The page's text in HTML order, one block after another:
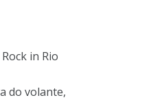
in Rio
do volante,